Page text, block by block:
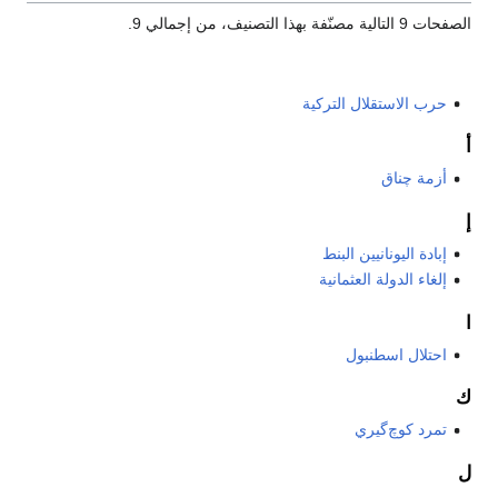
الصفحات 9 التالية مصنّفة بهذا التصنيف، من إجمالي 9.
حرب الاستقلال التركية
أزمة چناق
إبادة اليونانيين البنط
إلغاء الدولة العثمانية
احتلال اسطنبول
ك
تمرد كوچ‌گيري
ل